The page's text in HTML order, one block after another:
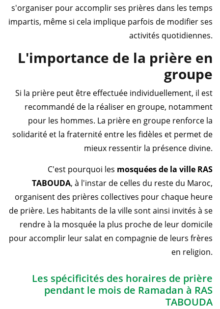
s'organiser pour accomplir ses prières dans les temps
impartis, même si cela implique parfois de modifier ses
activités quotidiennes.
L'importance de la prière en
groupe
Si la prière peut être effectuée individuellement, il est
recommandé de la réaliser en groupe, notamment
pour les hommes. La prière en groupe renforce la
solidarité et la fraternité entre les fidèles et permet de
mieux ressentir la présence divine.
C'est pourquoi les mosquées de la ville RAS
TABOUDA, à l'instar de celles du reste du Maroc,
organisent des prières collectives pour chaque heure
de prière. Les habitants de la ville sont ainsi invités à se
rendre à la mosquée la plus proche de leur domicile
pour accomplir leur salat en compagnie de leurs frères
en religion.
Les spécificités des horaires de prière
pendant le mois de Ramadan à RAS
TABOUDA